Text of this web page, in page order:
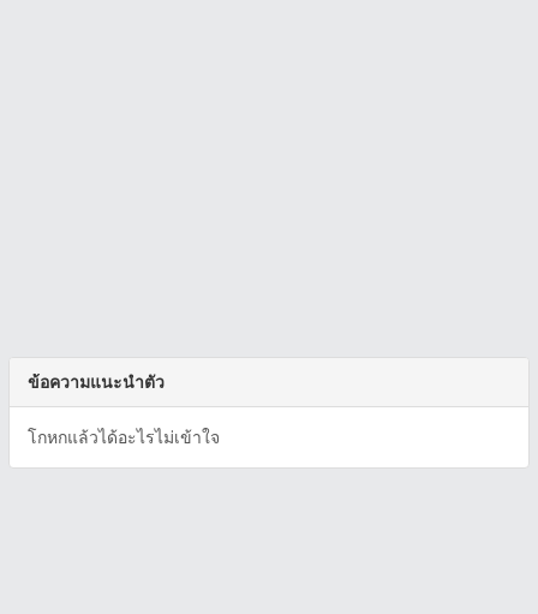
ข้อความแนะนำตัว
โกหกแล้วได้อะไรไม่เข้าใจ